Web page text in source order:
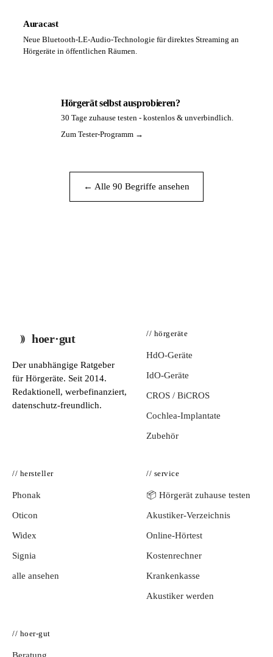
Auracast
Neue Bluetooth-LE-Audio-Technologie für direktes Streaming an
Hörgeräte in öffentlichen Räumen.
Hörgerät selbst ausprobieren?
30 Tage zuhause testen - kostenlos & unverbindlich.
Zum Tester-Programm →
← Alle 90 Begriffe ansehen
hoer·gut
Der unabhängige Ratgeber
für Hörgeräte. Seit 2014.
Redaktionell, werbefinanziert,
datenschutz-freundlich.
// hörgeräte
HdO-Geräte
IdO-Geräte
CROS / BiCROS
Cochlea-Implantate
Zubehör
// hersteller
Phonak
Oticon
Widex
Signia
alle ansehen
// service
📦 Hörgerät zuhause testen
Akustiker-Verzeichnis
Online-Hörtest
Kostenrechner
Krankenkasse
Akustiker werden
// hoer-gut